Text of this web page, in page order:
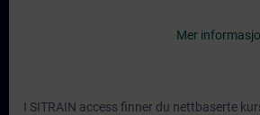
Mer
I SITRAIN access finner du nettbaserte